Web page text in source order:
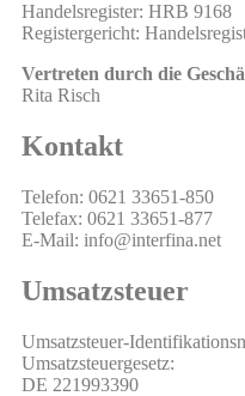
Handelsregister: HRB 9168
Registergericht:
Vertreten durch die
Rita Risch
Kontakt
Telefon: 0621 33651-850
Telefax: 0621 33651-877
E-Mail: info@interfina.net
Umsatzsteuer
Umsatzsteuer-
Umsatzsteuergesetz:
DE 221993390